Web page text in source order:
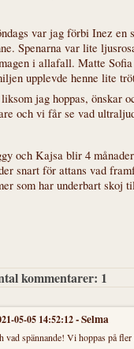
var jag förbi Inez en
Spenarna var lite
i allafall. Matte
upplevde henne lite
jag hoppas, önskar
och vi får se vad
och Kajsa blir 4
snart för attans vad
som har underbart skoj
kommentarer: 1
05-05 14:52:12-Selma
vad spännande! Vi hoppas på